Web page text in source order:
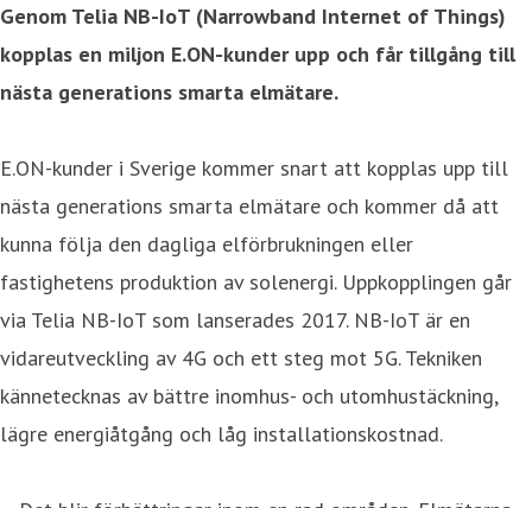
Genom Telia NB-IoT (Narrowband Internet of Things)
kopplas en miljon E.ON-kunder upp och får tillgång till
nästa generations smarta elmätare.
E.ON-kunder i Sverige kommer snart att kopplas upp till
nästa generations smarta elmätare och kommer då att
kunna följa den dagliga elförbrukningen eller
fastighetens produktion av solenergi. Uppkopplingen går
via Telia NB-IoT som lanserades 2017. NB-IoT är en
vidareutveckling av 4G och ett steg mot 5G. Tekniken
kännetecknas av bättre inomhus- och utomhustäckning,
lägre energiåtgång och låg installationskostnad.